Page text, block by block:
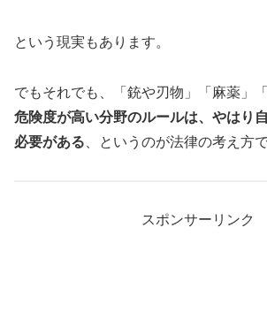
という現実もあります。
でもそれでも、「銃や刃物」「麻薬」
危険度が高い分野のルールは、やはり
必要がある 、というのが法律の考え方で
スポンサーリンク